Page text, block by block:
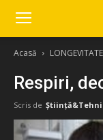
Acasă LONGEVITATE
Respiri,
Scris de